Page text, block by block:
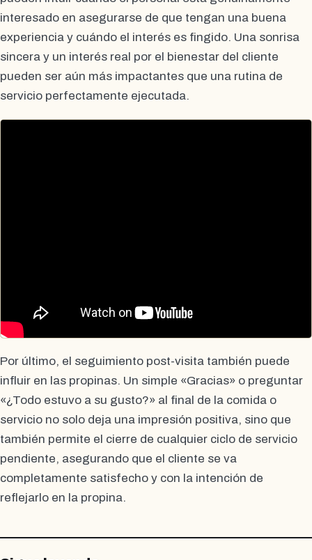
interesado en asegurarse de que tengan una buena
experiencia y cuándo el interés es fingido. Una sonrisa
sincera y un interés real por el bienestar del cliente
pueden ser aún más impactantes que una rutina de
servicio perfectamente ejecutada.
Por último, el seguimiento post-visita también puede
influir en las propinas. Un simple «Gracias» o preguntar
«¿Todo estuvo a su gusto?» al final de la comida o
servicio no solo deja una impresión positiva, sino que
también permite el cierre de cualquier ciclo de servicio
pendiente, asegurando que el cliente se va
completamente satisfecho y con la intención de
reflejarlo en la propina.